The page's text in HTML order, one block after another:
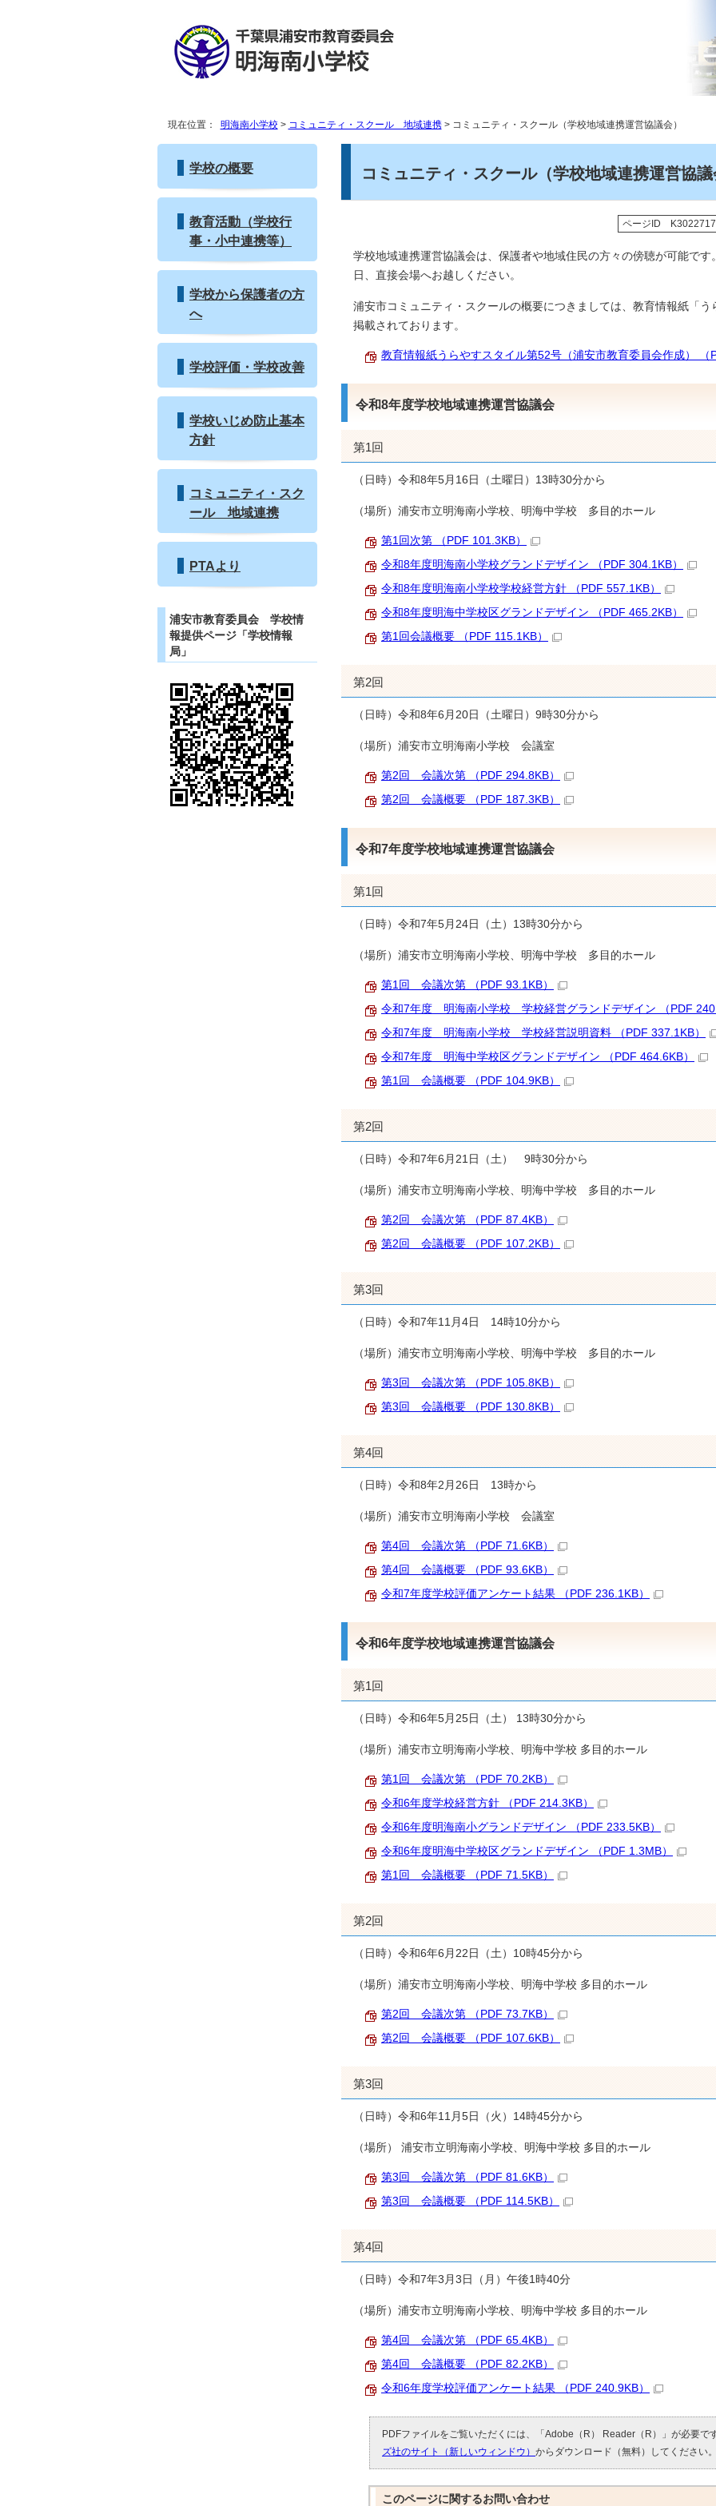
現在位置： 明海南小学校> コミュニティ・スクール 地域連携> コミュニティ・スクール（学校地域連携運営協議会）
コミュニティ・スクール（学校地域連携運営協
ページID K3022717
学校地域連携運営協議会は、保護者や地域住民の方々の傍聴が可能で
日、直接会場へお越しください。
浦安市コミュニティ・スクールの概要につきましては、教育情報紙「
掲載されております。
教育情報紙うらやすスタイル第52号（浦安市教育委員会作成） （
令和8年度学校地域連携運営協議会
第1回
（日時）令和8年5月16日（土曜日）13時30分から
（場所）浦安市立明海南小学校、明海中学校 多目的ホール
第1回次第 （PDF 101.3KB）
令和8年度明海南小学校グランドデザイン （PDF 304.1KB）
令和8年度明海南小学校学校経営方針 （PDF 557.1KB）
令和8年度明海中学校区グランドデザイン （PDF 465.2KB）
第1回会議概要 （PDF 115.1KB）
第2回
（日時）令和8年6月20日（土曜日）9時30分から
（場所）浦安市立明海南小学校 会議室
第2回 会議次第 （PDF 294.8KB）
第2回 会議概要 （PDF 187.3KB）
令和7年度学校地域連携運営協議会
第1回
（日時）令和7年5月24日（土）13時30分から
（場所）浦安市立明海南小学校、明海中学校 多目的ホール
第1回 会議次第 （PDF 93.1KB）
令和7年度 明海南小学校 学校経営グランドデザイン （PDF
令和7年度 明海南小学校 学校経営説明資料 （PDF 337.1KB）
令和7年度 明海中学校区グランドデザイン （PDF 464.6KB）
第1回 会議概要 （PDF 104.9KB）
第2回
（日時）令和7年6月21日（土） 9時30分から
（場所）浦安市立明海南小学校、明海中学校 多目的ホール
第2回 会議次第 （PDF 87.4KB）
第2回 会議概要 （PDF 107.2KB）
第3回
（日時）令和7年11月4日 14時10分から
（場所）浦安市立明海南小学校、明海中学校 多目的ホール
第3回 会議次第 （PDF 105.8KB）
第3回 会議概要 （PDF 130.8KB）
第4回
（日時）令和8年2月26日 13時から
（場所）浦安市立明海南小学校 会議室
第4回 会議次第 （PDF 71.6KB）
第4回 会議概要 （PDF 93.6KB）
令和7年度学校評価アンケート結果 （PDF 236.1KB）
令和6年度学校地域連携運営協議会
第1回
（日時）令和6年5月25日（土） 13時30分から
（場所）浦安市立明海南小学校、明海中学校 多目的ホール
第1回 会議次第 （PDF 70.2KB）
令和6年度学校経営方針 （PDF 214.3KB）
令和6年度明海南小グランドデザイン （PDF 233.5KB）
令和6年度明海中学校区グランドデザイン （PDF 1.3MB）
第1回 会議概要 （PDF 71.5KB）
第2回
（日時）令和6年6月22日（土）10時45分から
（場所）浦安市立明海南小学校、明海中学校 多目的ホール
第2回 会議次第 （PDF 73.7KB）
第2回 会議概要 （PDF 107.6KB）
第3回
（日時）令和6年11月5日（火）14時45分から
（場所） 浦安市立明海南小学校、明海中学校 多目的ホール
第3回 会議次第 （PDF 81.6KB）
第3回 会議概要 （PDF 114.5KB）
第4回
（日時）令和7年3月3日（月）午後1時40分
（場所）浦安市立明海南小学校、明海中学校 多目的ホール
第4回 会議次第 （PDF 65.4KB）
第4回 会議概要 （PDF 82.2KB）
令和6年度学校評価アンケート結果 （PDF 240.9KB）
PDFファイルをご覧いただくには、「Adobe（R） Reader（R）」が必要で
ズ社のサイト（新しいウィンドウ） からダウンロード（無料）してください
このページに関するお問い合わせ
学校の概要
教育活動（学校行
事・小中連携等）
学校から保護者の方
へ
学校評価・学校改善
学校いじめ防止基本
方針
コミュニティ・スク
ール 地域連携
PTAより
浦安市教育委員会 学校情
報提供ページ「学校情報
局」